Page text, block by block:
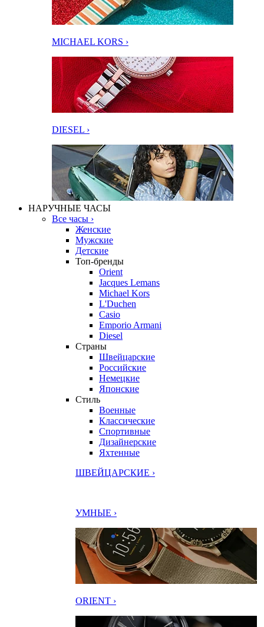
MICHAEL KORS ›
DIESEL ›
НАРУЧНЫЕ ЧАСЫ
Все часы ›
Женские
Мужские
Детские
Топ-бренды
Orient
Jacques Lemans
Michael Kors
L'Duchen
Casio
Emporio Armani
Diesel
Страны
Швейцарские
Российские
Немецкие
Японские
Стиль
Военные
Классические
Спортивные
Дизайнерские
Яхтенные
ШВЕЙЦАРСКИЕ ›
УМНЫЕ ›
ORIENT ›